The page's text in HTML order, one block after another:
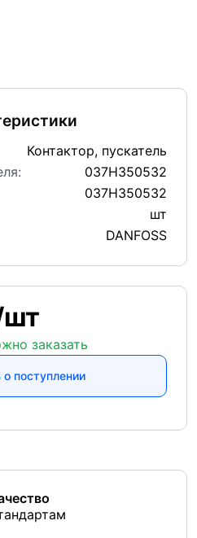
шт
заказать
поступлении
Контактор, пускатель
037H350532
037H350532
шт
DANFOSS